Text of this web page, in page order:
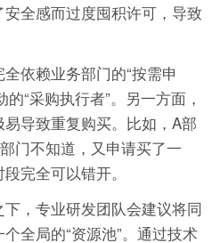
全感而过度囤积许可，导致
全依赖业务部门的“按需申
“采购执行者”。另一方面，
导致重复购买。比如，A部
门不知道，又申请买了一
完全可以错开。
下，专业研发团队会建议将同
全局的“资源池”。通过技术